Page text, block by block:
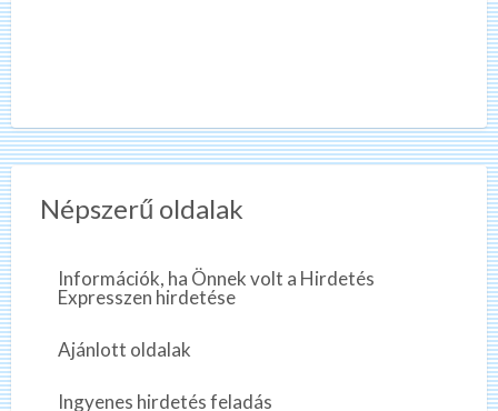
Népszerű oldalak
Információk, ha Önnek volt a Hirdetés
Expresszen hirdetése
Ajánlott oldalak
Ingyenes hirdetés feladás